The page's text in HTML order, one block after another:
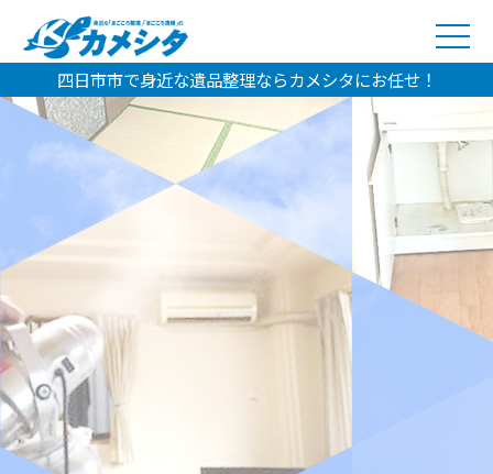
四日市市で身近な遺品整理ならカメシタにお任せ！